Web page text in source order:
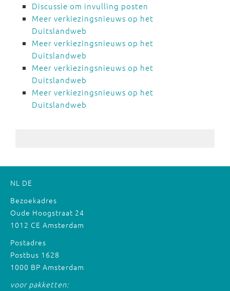
Discussie om invulling posten
Meer verkiezingsnieuws op het
Duitslandweb
Meer verkiezingsnieuws op het
Duitslandweb
Meer verkiezingsnieuws op het
Duitslandweb
Meer verkiezingsnieuws op het
Duitslandweb
NL DE
Bezoekadres
Oude Hoogstraat 24
1012 CE Amsterdam
Postadres
Postbus 1628
1000 BP Amsterdam
voor pakketten: